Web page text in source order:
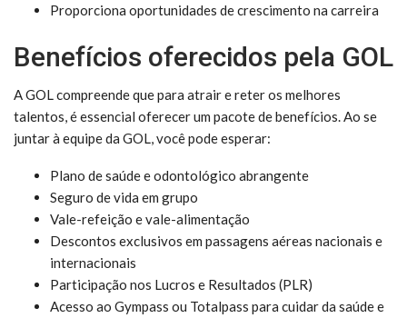
Proporciona oportunidades de crescimento na carreira
Benefícios oferecidos pela GOL
A GOL compreende que para atrair e reter os melhores
talentos, é essencial oferecer um pacote de benefícios. Ao se
juntar à equipe da GOL, você pode esperar:
Plano de saúde e odontológico abrangente
Seguro de vida em grupo
Vale-refeição e vale-alimentação
Descontos exclusivos em passagens aéreas nacionais e
internacionais
Participação nos Lucros e Resultados (PLR)
Acesso ao Gympass ou Totalpass para cuidar da saúde e